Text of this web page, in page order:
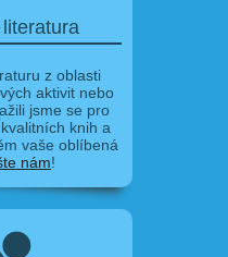
z oblasti
aktivit nebo
jsme se pro
knih a
vaše oblíbená
nám!